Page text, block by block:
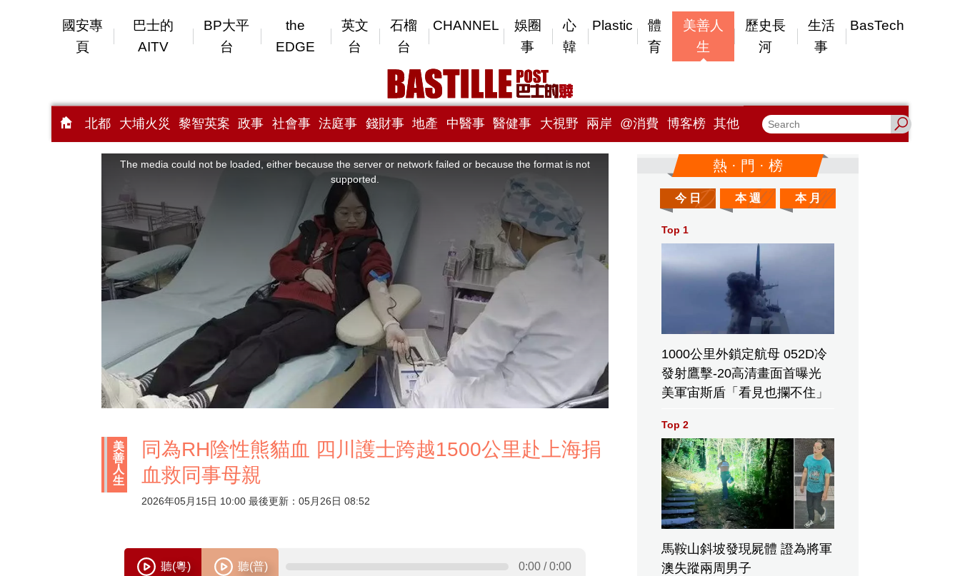
國安專
頁
巴士的
AITV
BP大平
台
the
EDGE
英文
台
石榴
台
CHANNEL
娛圈
事
心
韓
Plastic
體
育
美善人
生
歷史長
河
生活
事
BasTech
北都 大埔火災 黎智英案 政事 社會事 法庭事 錢財事 地產 中醫事 醫健事 大視野 兩岸 @消費 博客榜 其他
is
The media could not be loaded, either because the server or network failed or because the format is not
supported.
美
善
人
生
同為RH陰性熊貓血 四川護士跨越1500公里赴上海捐
血救同事母親
2026年05月15日 10:00 最後更新：05月26日 08:52
熱 · 門 · 榜
今 日 本 週 本 月
Top 1
1000公里外鎖定航母 052D冷
發射鷹擊-20高清畫面首曝光
美軍宙斯盾「看見也攔不住」
Top 2
馬鞍山斜坡發現屍體 證為將軍
澳失蹤兩周男子